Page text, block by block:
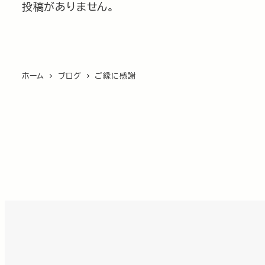
投稿がありません。
ホーム ブログ ご縁に感謝